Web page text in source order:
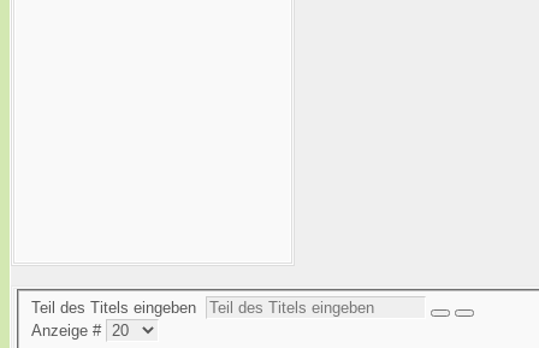
Teil des Titels eingeben
Anzeige #